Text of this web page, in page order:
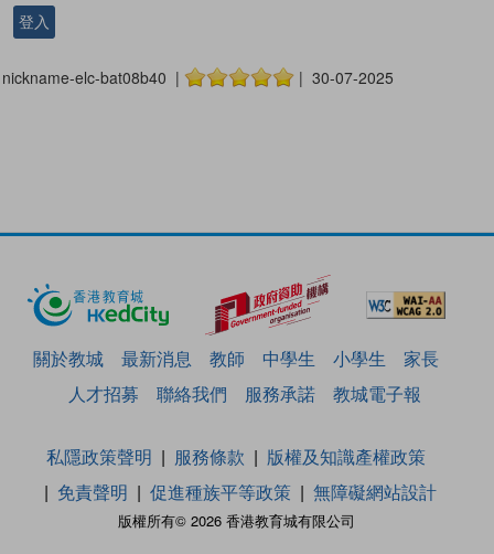
登入
nickname-elc-bat08b40 | | 30-07-2025
關於教城 最新消息 教師 中學生 小學生
家長
人才招募
聯絡我們 服務承諾 教城電子報
版權所有© 2026 香港教育城有限公司
私隱政策聲明 服務條款
版權及知識產權政策
免責聲明
促進種族平等政策 無障礙網站設計